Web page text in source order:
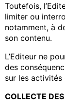
Toutefois,
limiter ou
notamment, à
son contenu.
L’Editeur ne
des
sur les activités
COLLECTE